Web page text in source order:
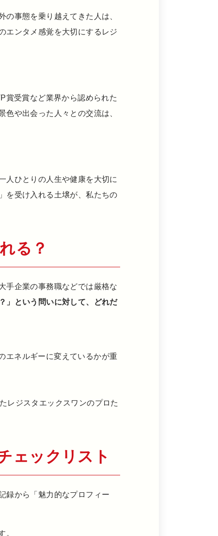
事態を乗り越えてきた人は、
エンタメ感覚を大切にするレジ
賞受賞など業界から認められた
や出会った人々との交流は、
人ひとりの人生や健康を大切に
を受け入れる土壌が、私たちの
る？
手企業の事務職などでは厳格な
」という問いに対して、どれだ
エネルギーに変えているかが重
レジスタエックスワンのプロた
ェックリスト
録から「魅力的なプロフィー
。